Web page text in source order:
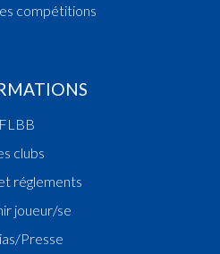
compétitions
FLBB
clubs
réglements
joueur/se
Presse